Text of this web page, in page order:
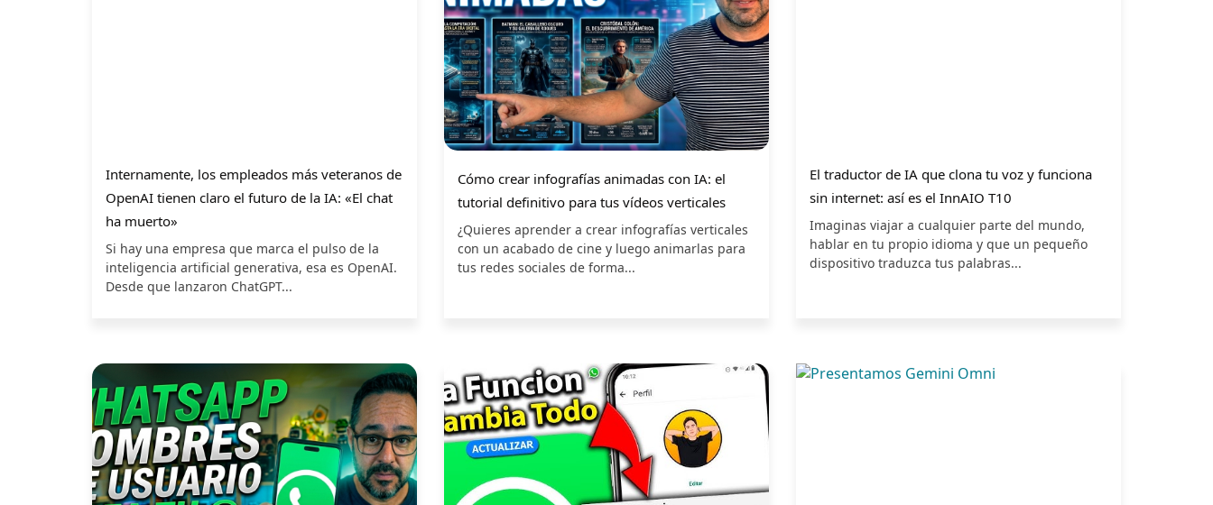
Internamente, los empleados más veteranos de
OpenAI tienen claro el futuro de la IA: «El chat
ha muerto»
Si hay una empresa que marca el pulso de la
inteligencia artificial generativa, esa es OpenAI.
Desde que lanzaron ChatGPT...
Cómo crear infografías animadas con IA: el
tutorial definitivo para tus vídeos verticales
¿Quieres aprender a crear infografías verticales
con un acabado de cine y luego animarlas para
tus redes sociales de forma...
El traductor de IA que clona tu voz y funciona
sin internet: así es el InnAIO T10
Imaginas viajar a cualquier parte del mundo,
hablar en tu propio idioma y que un pequeño
dispositivo traduzca tus palabras...